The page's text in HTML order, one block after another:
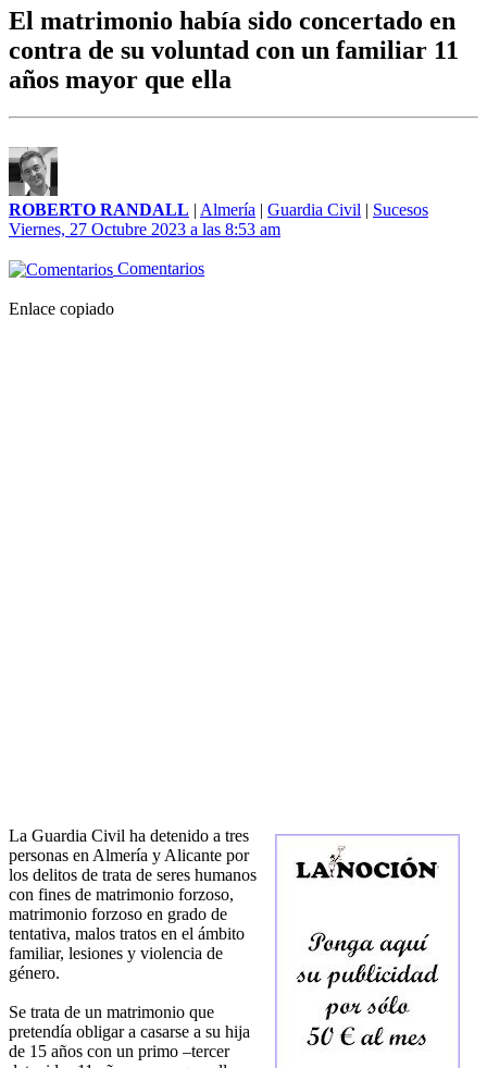
El matrimonio había sido concertado en
contra de su voluntad con un familiar 11
años mayor que ella
ROBERTO RANDALL | Almería | Guardia Civil | Sucesos
Viernes, 27 Octubre 2023 a las 8:53 am
Comentarios
Enlace copiado
La Guardia Civil ha detenido a tres
personas en Almería y Alicante por
los delitos de trata de seres humanos
con fines de matrimonio forzoso,
matrimonio forzoso en grado de
tentativa, malos tratos en el ámbito
familiar, lesiones y violencia de
género.
Se trata de un matrimonio que
pretendía obligar a casarse a su hija
de 15 años con un primo –tercer